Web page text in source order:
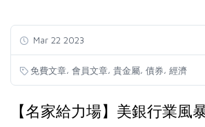
Mar 22 2023
免費文章, 會員文章, 貴金屬, 債券, 經濟
【名家給力場】美銀行業風